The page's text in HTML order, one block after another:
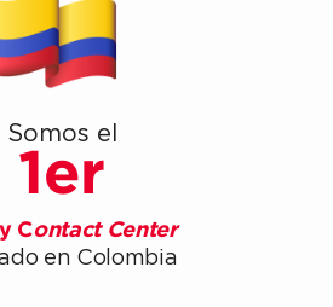
Somos el
1er
Contact Center
en Colombia